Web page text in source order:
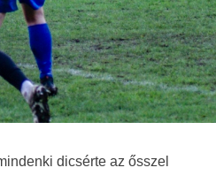
dicsérte az ősszel